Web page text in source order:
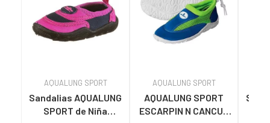
AQUALUNG SPORT
Sandalias AQUALUNG
SPORT de Niña
AQUALUNG SPORT
AQUALUNG SPORT
ESCARPIN N CANCUN